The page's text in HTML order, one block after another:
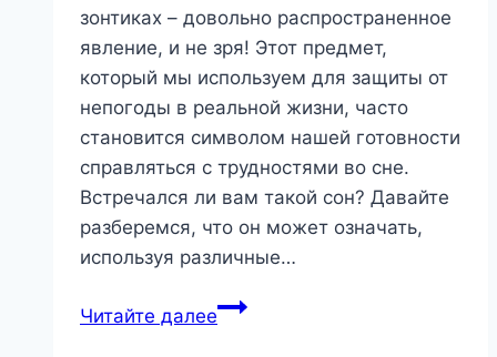
зонтиках – довольно распространенное
явление, и не зря! Этот предмет,
который мы используем для защиты от
непогоды в реальной жизни, часто
становится символом нашей готовности
справляться с трудностями во сне.
Встречался ли вам такой сон? Давайте
разберемся, что он может означать,
используя различные…
Читайте далееЗонтик